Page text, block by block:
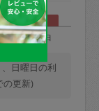
の100%
＝依頼
土 日
日曜日の利
の更新)